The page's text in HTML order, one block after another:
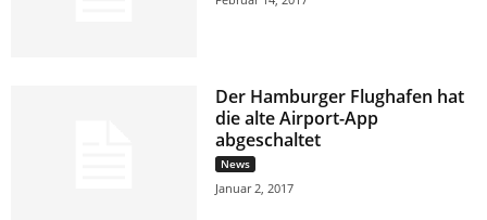
Der Hamburger Flughafen hat
die alte Airport-App
abgeschaltet
News
Januar 2, 2017